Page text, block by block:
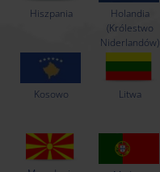
Hiszpania
Holandia
(Królestwo
Niderlandów)
Kosowo Litwa